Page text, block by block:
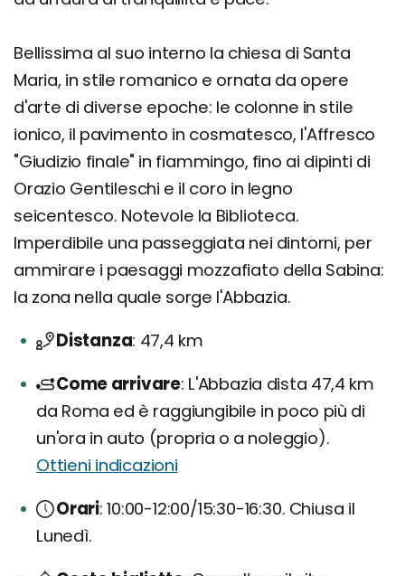
Bellissima al suo interno la chiesa di Santa
Maria, in stile romanico e ornata da opere
d'arte di diverse epoche: le colonne in stile
ionico, il pavimento in cosmatesco, l'Affresco
"Giudizio finale" in fiammingo, fino ai dipinti di
Orazio Gentileschi e il coro in legno
seicentesco. Notevole la Biblioteca.
Imperdibile una passeggiata nei dintorni, per
ammirare i paesaggi mozzafiato della Sabina:
la zona nella quale sorge l'Abbazia.
Distanza 47,4 km
Come arrivare L'Abbazia dista 47,4 km
da Roma ed è raggiungibile in poco più di
un'ora in auto (propria o a noleggio).
Ottieni indicazioni
Orari 10:00-12:00/15:30-16:30. Chiusa il
Lunedì.